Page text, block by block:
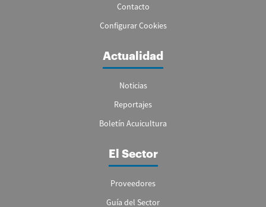
Contacto
Configurar Cookies
Actualidad
Noticias
Reportajes
Boletín Acuicultura
El Sector
Proveedores
Guía del Sector